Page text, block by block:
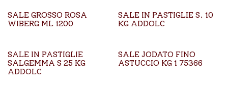
SALE GROSSO ROSA
WIBERG ML 1200
SALE IN PASTIGLIE S. 10
KG ADDOLC
SALE IN PASTIGLIE
SALGEMMA S 25 KG
ADDOLC
SALE JODATO FINO
ASTUCCIO KG 1 75366